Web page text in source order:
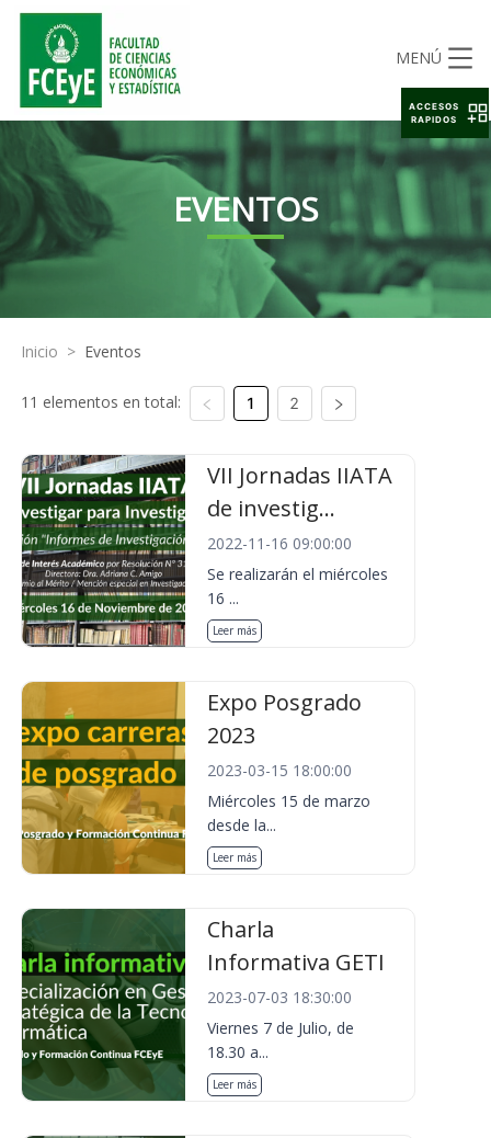
MENÚ
EVENTOS
Inicio > Eventos
11 elementos en total: 1 2
VII Jornadas IIATA
de investig...
2022-11-16 09:00:00
Se realizarán el miércoles
16 ...
Leer más
Expo Posgrado
2023
2023-03-15 18:00:00
Miércoles 15 de marzo
desde la...
Leer más
Charla
Informativa GETI
2023-07-03 18:30:00
Viernes 7 de Julio, de
18.30 a...
Leer más
ACCESOS
RAPIDOS